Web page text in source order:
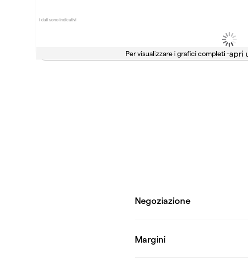
I dati sono indicativi
Per visualizzare i grafici completi -